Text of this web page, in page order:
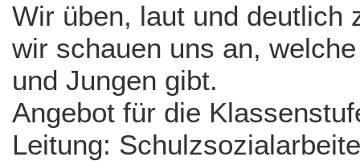
Wir üben, laut und deutlich
wir schauen uns an,
und Jungen gibt.
Angebot für die
Leitung: